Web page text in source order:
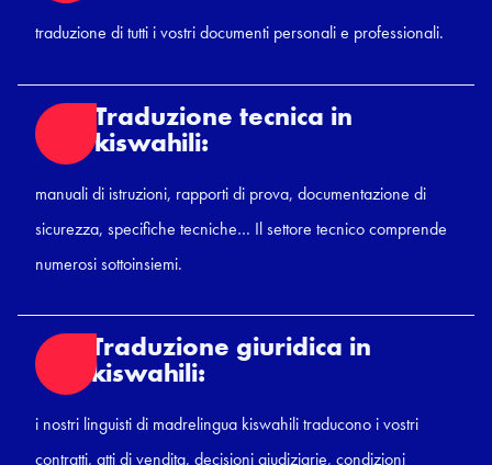
traduzione di tutti i vostri documenti personali e professionali.
Traduzione tecnica in
kiswahili:
manuali di istruzioni, rapporti di prova, documentazione di
sicurezza, specifiche tecniche… Il settore tecnico comprende
numerosi sottoinsiemi.
Traduzione giuridica in
kiswahili:
i nostri linguisti di madrelingua kiswahili traducono i vostri
contratti, atti di vendita, decisioni giudiziarie, condizioni